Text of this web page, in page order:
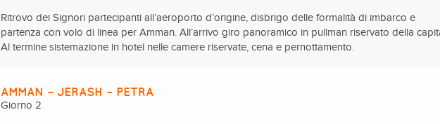
Ritrovo dei Signori partecipanti all’aeroporto d’origine, disbrigo delle formalità di imbarco e
partenza con volo di linea per Amman. All’arrivo giro panoramico in pullman riservato della
Al termine sistemazione in hotel nelle camere riservate, cena e pernottamento.
AMMAN – JERASH – PETRA
Giorno 2